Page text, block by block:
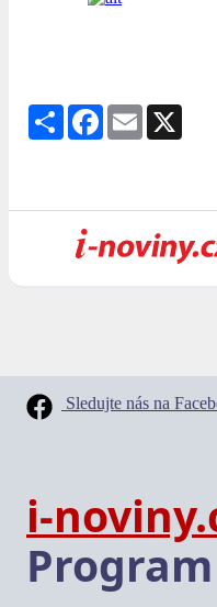
Share Facebook
Email
Sledujte nás na
i-